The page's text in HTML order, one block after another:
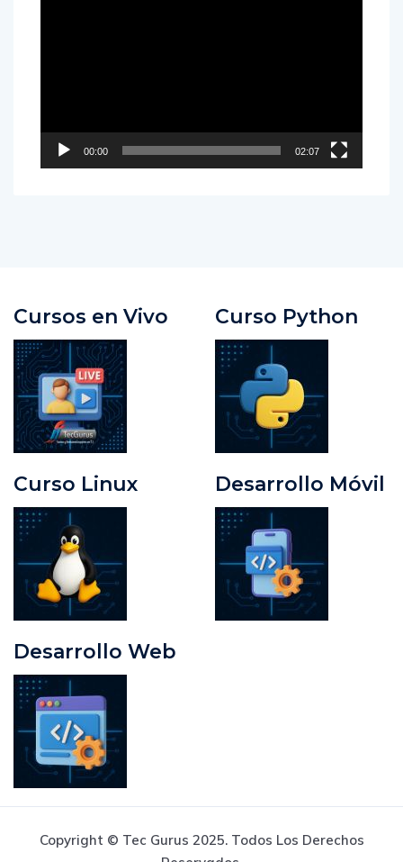
00:00 02:07
Cursos en Vivo Curso Python
Curso Linux Desarrollo Móvil
Desarrollo Web
Copyright © Tec Gurus 2025. Todos Los Derechos